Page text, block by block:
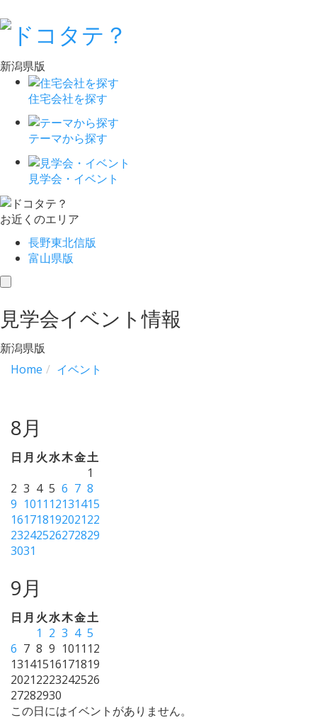
新潟県版
住宅会社を探す
テーマから探す
見学会・イベント
お近くのエリア
長野東北信版
富山県版
toggle
見学会イベント情報
新潟県版
Home
イベント
8月
日 月 火水木金土
1
2 3 4 5 6 7 8
9 1011 12131415
16171819202122
23242526272829
3031
9月
日 月 火水木金土
1 2 3 4 5
6 7 8 9 1011 12
13141516171819
20212223242526
27282930
この日にはイベントがありません。